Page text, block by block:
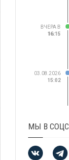
ВЧЕРА В
16:15
16:15
03.08.2026
15:02
МЫ В